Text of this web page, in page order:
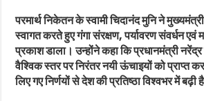
परमार्थ निकेतन के स्वामी चिदानंद मुनि ने
स्वागत करते हुए गंगा संरक्षण, पर्यावरण संवर्धन
प्रकाश डाला। उन्होंने कहा कि प्रधानमंत्री
वैश्विक स्तर पर निरंतर नयी ऊंचाइयों को प्राप्त
लिए गए निर्णयों से देश की प्रतिष्ठा विश्वभर में बढ़ी